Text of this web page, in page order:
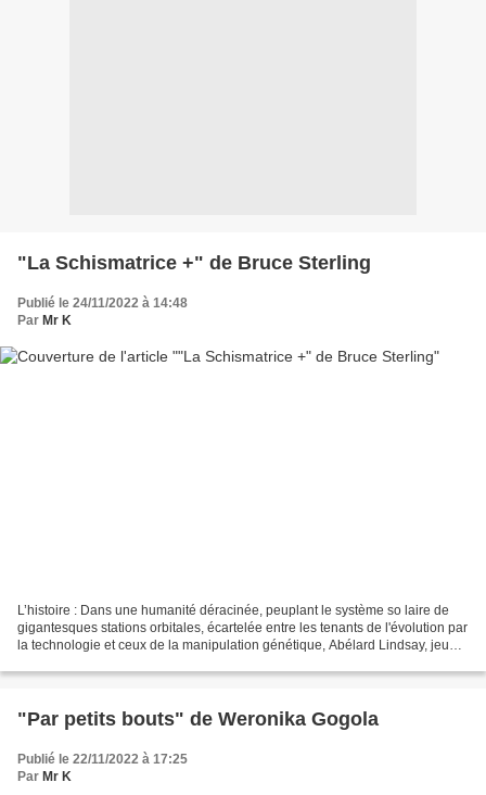
"La Schismatrice +" de Bruce Sterling
Publié le 24/11/2022 à 14:48
Par Mr K
L’histoire : Dans une humanité déracinée, peuplant le système so laire de
gigantesques stations orbitales, écartelée entre les tenants de l'évolution par
la technologie et ceux de la manipulation génétique, Abélard Lindsay, jeune
"Par petits bouts" de Weronika Gogola
Publié le 22/11/2022 à 17:25
Par Mr K